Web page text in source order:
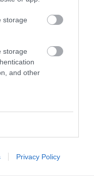
storage
storage
and other
Privacy Policy
Αγροτικής
κρασιού χωρίς